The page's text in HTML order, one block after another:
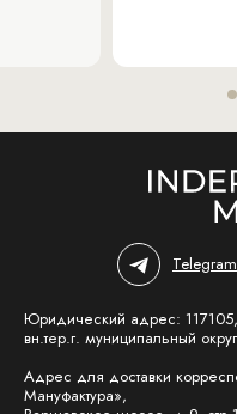
Юридический адрес:
вн.тер.г. муниципальный
Адрес для доставки
Мануфактура»,